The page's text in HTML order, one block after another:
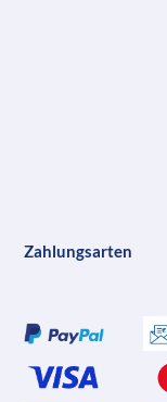
Zahlungsarten